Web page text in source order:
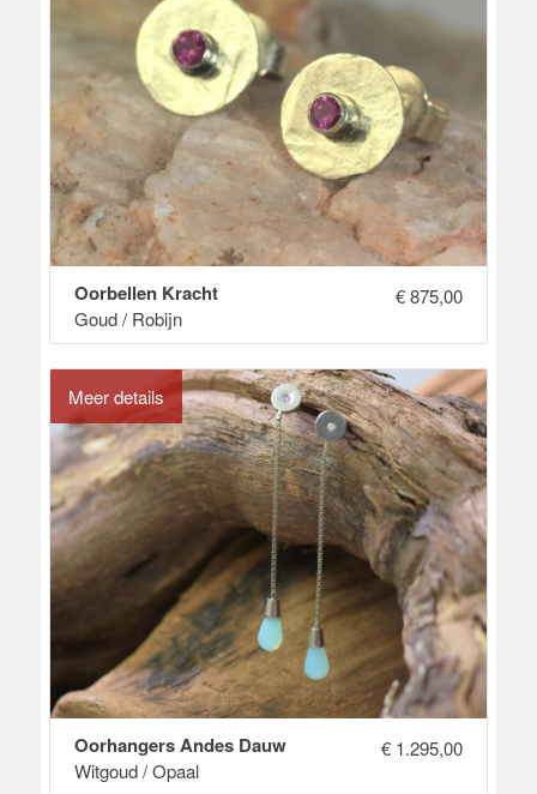
Oorbellen Kracht
Goud / Robijn
€875,00
Meer details
Oorhangers Andes Dauw
Witgoud / Opaal
€1.295,00